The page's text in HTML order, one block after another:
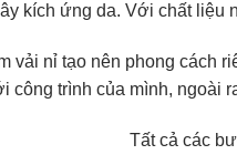
kích ứng da. Với chất liệu
vải nỉ tạo nên phong cách
công trình của mình, ngoài